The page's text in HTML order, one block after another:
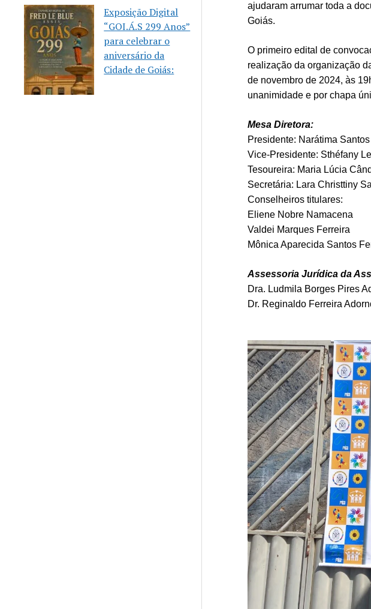
Exposição Digital
“GOI.Á.S 299 Anos”
para celebrar o
aniversário da
Cidade de Goiás:
ajudaram arrumar toda a
Goiás.
O primeiro edital de
realização da organização
de novembro de 2024, às
unanimidade e por chapa
Mesa Diretora:
Presidente: Narátima
Vice-Presidente: Sthéfany
Tesoureira: Maria Lúcia
Secretária: Lara Christtiny
Conselheiros titulares:
Eliene Nobre Namacena
Valdei Marques Ferreira
Mônica Aparecida Santos
Assessoria Jurídica da
Dra. Ludmila Borges Pires
Dr. Reginaldo Ferreira